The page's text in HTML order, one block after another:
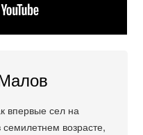
впервые сел на
семилетнем возрасте,